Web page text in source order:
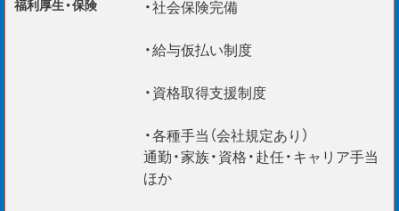
福利厚生・保険
・社会保険完備
・給与仮払い制度
・資格取得支援制度
・各種手当（会社規定あり）
通勤・家族・資格・赴任・キャリア手当
ほか